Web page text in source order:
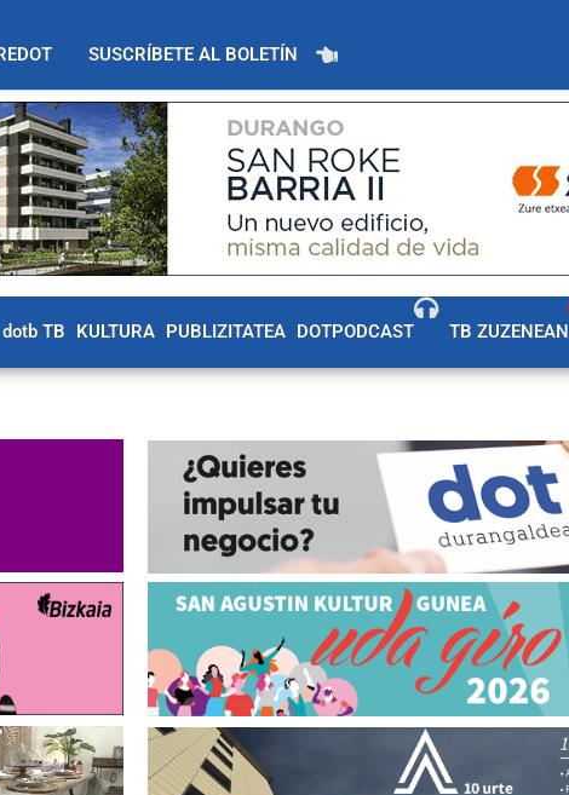
SUSCRÍBETE AL BOLETÍN
dotb TB KULTURA PUBLIZITATEA DOTPODCAST TB ZUZENEAN